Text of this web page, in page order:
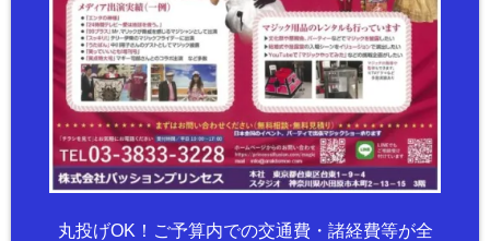
丸投げOK！ご予算内での交通費・諸経費等が全